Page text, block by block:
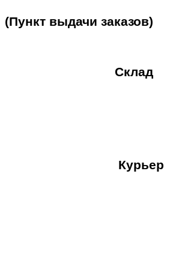
(Пункт выдачи заказов)
Склад
Курьер